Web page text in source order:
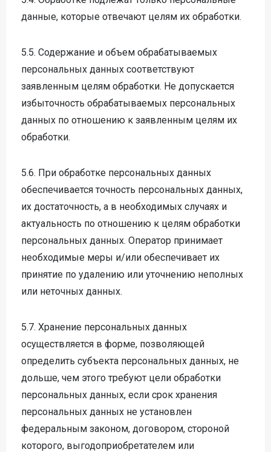
данные, которые отвечают целям их обработки.
5.5. Содержание и объем обрабатываемых
персональных данных соответствуют
заявленным целям обработки. Не допускается
избыточность обрабатываемых персональных
данных по отношению к заявленным целям их
обработки.
5.6. При обработке персональных данных
обеспечивается точность персональных данных,
их достаточность, а в необходимых случаях и
актуальность по отношению к целям обработки
персональных данных. Оператор принимает
необходимые меры и/или обеспечивает их
принятие по удалению или уточнению неполных
или неточных данных.
5.7. Хранение персональных данных
осуществляется в форме, позволяющей
определить субъекта персональных данных, не
дольше, чем этого требуют цели обработки
персональных данных, если срок хранения
персональных данных не установлен
федеральным законом, договором, стороной
которого, выгодоприобретателем или